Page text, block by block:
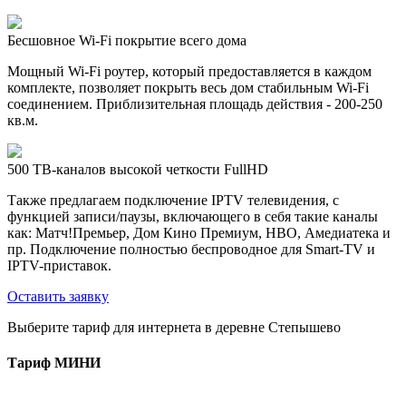
Бесшовное Wi-Fi покрытие всего дома
Мощный Wi-Fi роутер, который предоставляется в каждом
комплекте, позволяет покрыть весь дом стабильным Wi-Fi
соединением. Приблизительная площадь действия - 200-250
кв.м.
500 ТВ-каналов высокой четкости FullHD
Также предлагаем подключение IPTV телевидения, с
функцией записи/паузы, включающего в себя такие каналы
как: Матч!Премьер, Дом Кино Премиум, HBO, Амедиатека и
пр. Подключение полностью беспроводное для Smart-TV и
IPTV-приставок.
Оставить заявку
Выберите тариф для интернета в деревне Степышево
Тариф МИНИ